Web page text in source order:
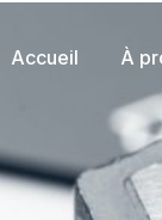
Accueil À